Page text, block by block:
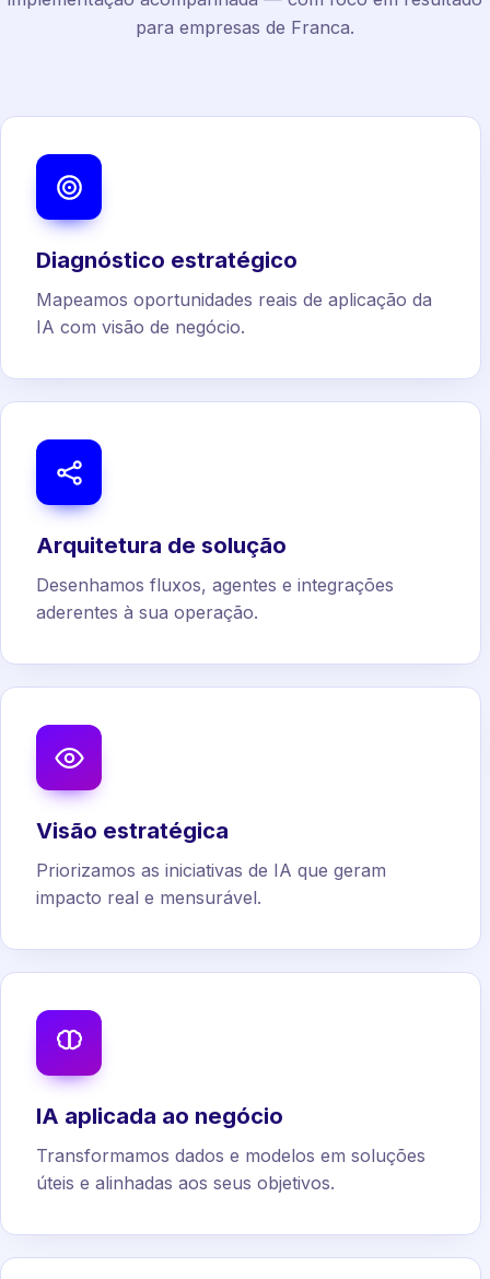
para empresas de Franca.
Diagnóstico estratégico
Mapeamos oportunidades reais de aplicação da
IA com visão de negócio.
Arquitetura de solução
Desenhamos fluxos, agentes e integrações
aderentes à sua operação.
Visão estratégica
Priorizamos as iniciativas de IA que geram
impacto real e mensurável.
IA aplicada ao negócio
Transformamos dados e modelos em soluções
úteis e alinhadas aos seus objetivos.